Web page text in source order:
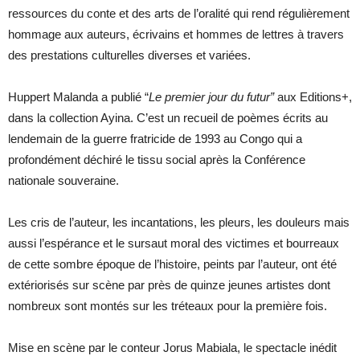
ressources du conte et des arts de l’oralité qui rend régulièrement
hommage aux auteurs, écrivains et hommes de lettres à travers
des prestations culturelles diverses et variées.
Huppert Malanda a publié “Le premier jour du futur”aux Editions+,
dans la collection Ayina. C’est un recueil de poèmes écrits au
lendemain de la guerre fratricide de 1993 au Congo qui a
profondément déchiré le tissu social après la Conférence
nationale souveraine.
Les cris de l’auteur, les incantations, les pleurs, les douleurs mais
aussi l’espérance et le sursaut moral des victimes et bourreaux
de cette sombre époque de l’histoire, peints par l’auteur, ont été
extériorisés sur scène par près de quinze jeunes artistes dont
nombreux sont montés sur les tréteaux pour la première fois.
Mise en scène par le conteur Jorus Mabiala, le spectacle inédit